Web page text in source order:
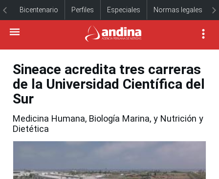
Bicentenario Perfiles Especiales Normas legales
Sineace acredita tres carreras
de la Universidad Científica del
Sur
Medicina Humana, Biología Marina, y Nutrición y
Dietética